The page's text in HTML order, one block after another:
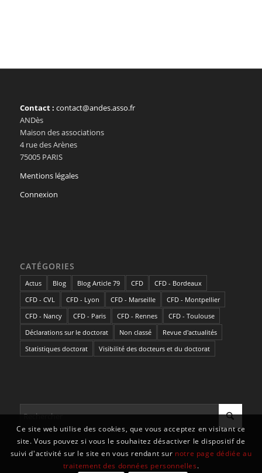
Contact : contact@andes.asso.fr
ANDès
Maison des associations
4 rue des Arènes
75005 PARIS
Mentions légales
Connexion
CATÉGORIES
Actus Blog Blog Article 79 CFD
CFD - Bordeaux
CFD - CVL
CFD - Lyon CFD - Marseille
CFD - Montpellier
CFD - Nancy
CFD - Paris CFD - Rennes
CFD - Toulouse
Déclarations sur le doctorat
Non classé
Revue d'actualités
Statistiques doctorat
Visibilité des docteurs et du doctorat
Ce site web utilise des cookies, que vous acceptez en visitant ce
site. Vous pouvez si vous le souhaitez désactiver le dispositif de
suivi d'activité sur le site en vous rendant sur notre page dédiée au
traitement des données personnelles.